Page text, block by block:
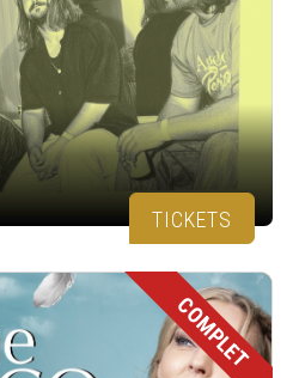
TICKETS
COMPLET